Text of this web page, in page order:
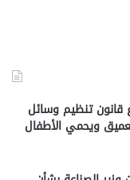
تنظيم وسائل
ويحمي الأطفال